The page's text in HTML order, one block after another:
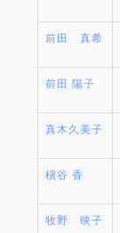
前田 真希
前田 陽子
真木久美子
槇谷 香
牧野 映子